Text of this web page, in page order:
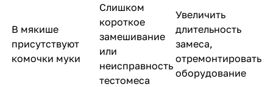
В мякише
присутствуют
комочки муки
Слишком
короткое
замешивание
или
неисправность
тестомеса
Увеличить
длительность
замеса,
отремонтировать
оборудование